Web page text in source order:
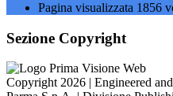
Pagina visualizzata 1856
Sezione Copyright
Copyright 2026 | Engineered